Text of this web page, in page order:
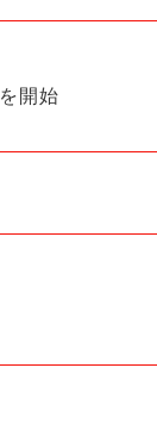
開始